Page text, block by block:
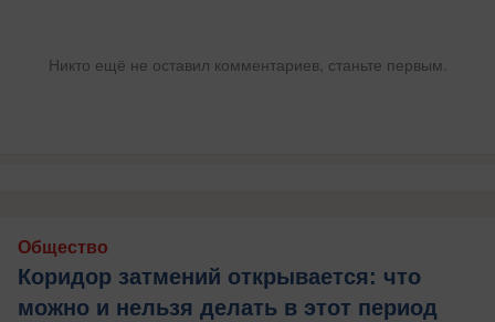
Никто ещё не оставил комментариев, станьте первым.
Общество
Коридор затмений открывается: что
можно и нельзя делать в этот период